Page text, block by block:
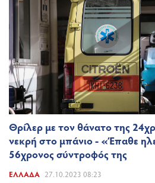
Θρίλερ με τον θάνατο της
νεκρή στο μπάνιο - «Έπαθε
56χρονος σύντροφός της
ΕΛΛΆΔΑ 27.10.2023 08:23